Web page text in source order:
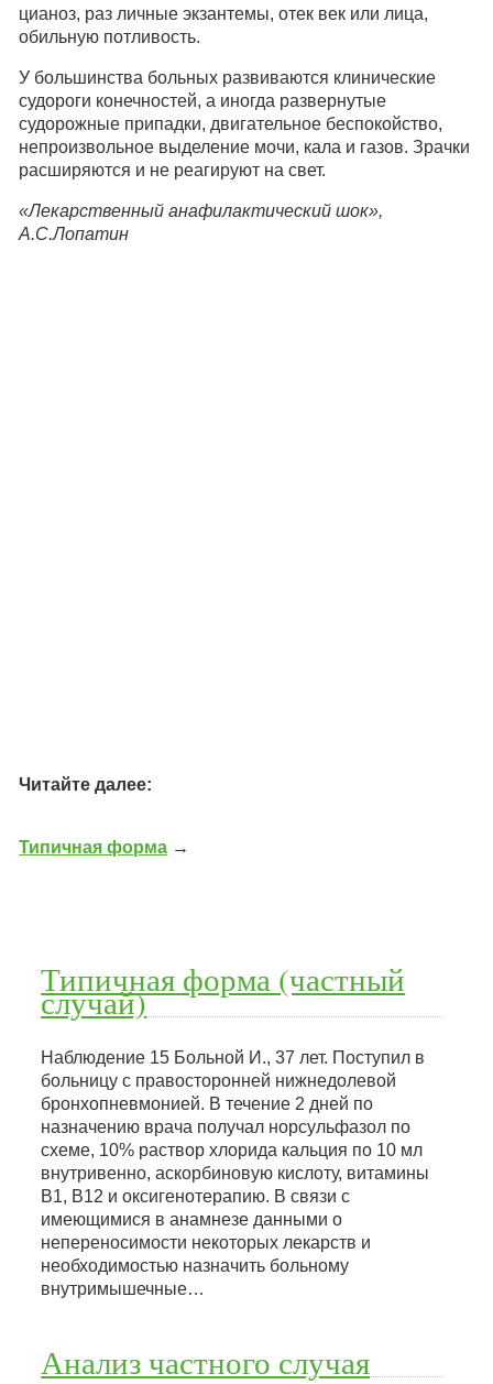
цианоз, раз личные экзантемы, отек век или лица,
обильную потливость.
У большинства больных развиваются клинические
судороги конечностей, а иногда развернутые
судорожные припадки, двигательное беспокойство,
непроизвольное выделение мочи, кала и газов. Зрачки
расширяются и не реагируют на свет.
«Лекарственный анафилактический шок»,
А.С.Лопатин
Читайте далее:
Типичная форма →
Типичная форма (частный
случай)
Наблюдение 15 Больной И., 37 лет. Поступил в
больницу с правосторонней нижнедолевой
бронхопневмонией. В течение 2 дней по
назначению врача получал норсульфазол по
схеме, 10% раствор хлорида кальция по 10 мл
внутривенно, аскорбиновую кислоту, витамины
B1, B12 и оксигенотерапию. В связи с
имеющимися в анамнезе данными о
непереносимости некоторых лекарств и
необходимостью назначить больному
внутримышечные…
Анализ частного случая